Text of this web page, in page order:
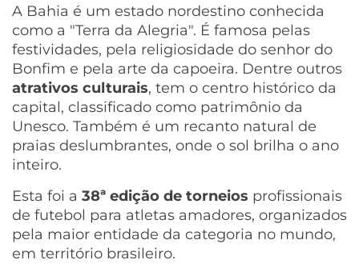
A Bahia é um estado nordestino conhecida
como a "Terra da Alegria". É famosa pelas
festividades, pela religiosidade do senhor do
Bonfim e pela arte da capoeira. Dentre outros
atrativos culturais, tem o centro histórico da
capital, classificado como patrimônio da
Unesco. Também é um recanto natural de
praias deslumbrantes, onde o sol brilha o ano
inteiro.
Esta foi a 38ª edição de torneios profissionais
de futebol para atletas amadores, organizados
pela maior entidade da categoria no mundo,
em território brasileiro.